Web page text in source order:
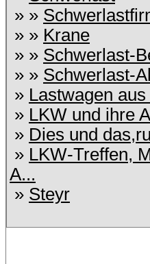
» »
» » Krane
» » Schwerlast-
» » Schwerlast-
» Lastwagen
» LKW und ihre
» Dies und
» LKW-Treffen,
A...
» Steyr